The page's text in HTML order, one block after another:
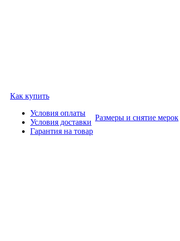
Как купить
Условия оплаты
Условия доставки
Гарантия на товар
Размеры и снятие мерок